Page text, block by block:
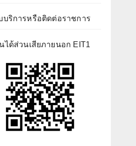
บริการหรือติดต่อราชการ
ได้ส่วนเสียภายนอก EIT1